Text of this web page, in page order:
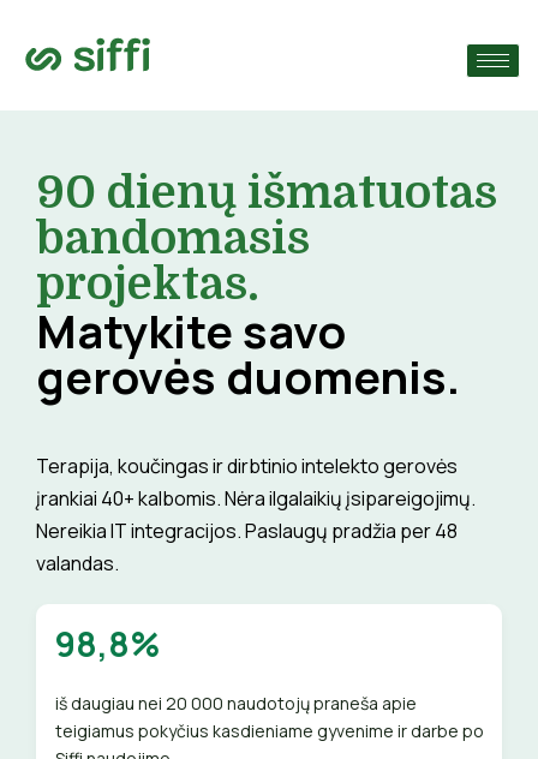
›
90 dienų išmatuotas
bandomasis
projektas.
Matykite savo
gerovės duomenis.
Terapija, koučingas ir dirbtinio intelekto gerovės
įrankiai 40+ kalbomis. Nėra ilgalaikių įsipareigojimų.
Nereikia IT integracijos. Paslaugų pradžia per 48
valandas.
98,8%
iš daugiau nei 20 000 naudotojų praneša apie
teigiamus pokyčius kasdieniame gyvenime ir darbe po